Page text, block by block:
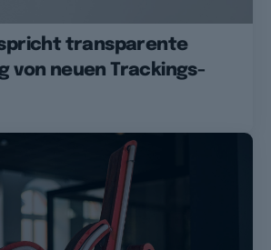
transparente
von neuen Trackings-